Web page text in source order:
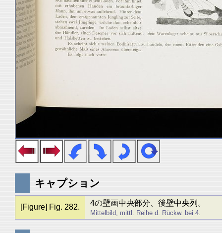
キャプション
[Figure] Fig. 282. 4の壁画中央部分、後壁中央列。
Mittelbild, mittl. Reihe d. Rückw. bei 4.